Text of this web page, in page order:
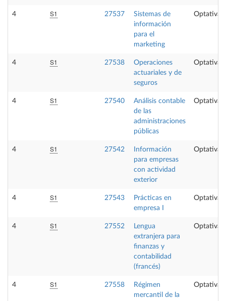
4 S1 27537
Sistemas de
información
para el
marketing
Optativa
4 S1 27538
Operaciones
actuariales y de
seguros
Optativa
4 S1 27540
Análisis contable
de las
administraciones
públicas
Optativa
4 S1 27542
Información
para empresas
con actividad
exterior
Optativa
4 S1 27543
Prácticas en
empresa I
Optativa
4 S1 27552
Lengua
extranjera para
finanzas y
contabilidad
(francés)
Optativa
4 S1 27558
Régimen
mercantil de la
Optativa